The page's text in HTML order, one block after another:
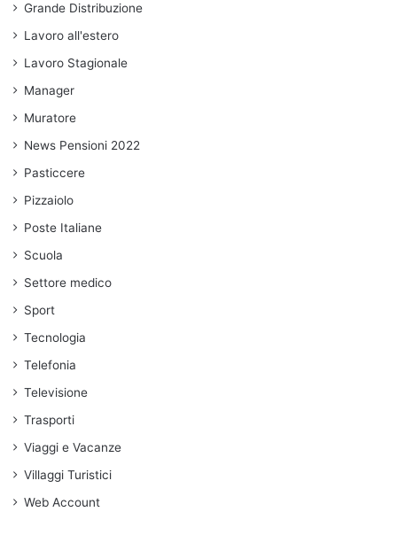
Grande Distribuzione
Lavoro all'estero
Lavoro Stagionale
Manager
Muratore
News Pensioni 2022
Pasticcere
Pizzaiolo
Poste Italiane
Scuola
Settore medico
Sport
Tecnologia
Telefonia
Televisione
Trasporti
Viaggi e Vacanze
Villaggi Turistici
Web Account